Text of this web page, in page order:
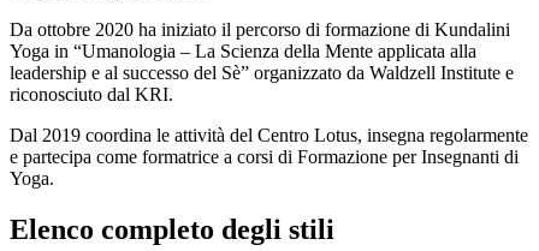
Da ottobre 2020 ha iniziato il percorso di formazione di Kundalini
Yoga in “Umanologia – La Scienza della Mente applicata alla
leadership e al successo del Sè” organizzato da Waldzell Institute e
riconosciuto dal KRI.
Dal 2019 coordina le attività del Centro Lotus, insegna regolarmente
e partecipa come formatrice a corsi di Formazione per Insegnanti di
Yoga.
Elenco completo degli stili